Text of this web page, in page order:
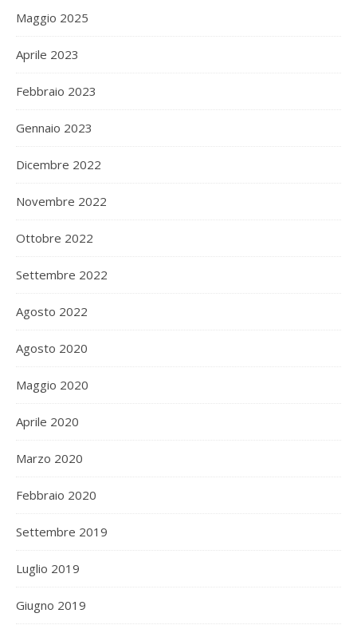
Maggio 2025
Aprile 2023
Febbraio 2023
Gennaio 2023
Dicembre 2022
Novembre 2022
Ottobre 2022
Settembre 2022
Agosto 2022
Agosto 2020
Maggio 2020
Aprile 2020
Marzo 2020
Febbraio 2020
Settembre 2019
Luglio 2019
Giugno 2019